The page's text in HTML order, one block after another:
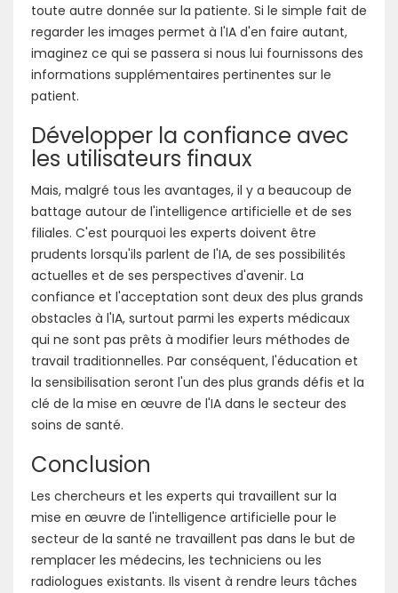
toute autre donnée sur la patiente. Si le simple fait de
regarder les images permet à l'IA d'en faire autant,
imaginez ce qui se passera si nous lui fournissons des
informations supplémentaires pertinentes sur le
patient.
Développer la confiance avec
les utilisateurs finaux
Mais, malgré tous les avantages, il y a beaucoup de
battage autour de l'intelligence artificielle et de ses
filiales. C'est pourquoi les experts doivent être
prudents lorsqu'ils parlent de l'IA, de ses possibilités
actuelles et de ses perspectives d'avenir. La
confiance et l'acceptation sont deux des plus grands
obstacles à l'IA, surtout parmi les experts médicaux
qui ne sont pas prêts à modifier leurs méthodes de
travail traditionnelles. Par conséquent, l'éducation et
la sensibilisation seront l'un des plus grands défis et la
clé de la mise en œuvre de l'IA dans le secteur des
soins de santé.
Conclusion
Les chercheurs et les experts qui travaillent sur la
mise en œuvre de l'intelligence artificielle pour le
secteur de la santé ne travaillent pas dans le but de
remplacer les médecins, les techniciens ou les
radiologues existants. Ils visent à rendre leurs tâches